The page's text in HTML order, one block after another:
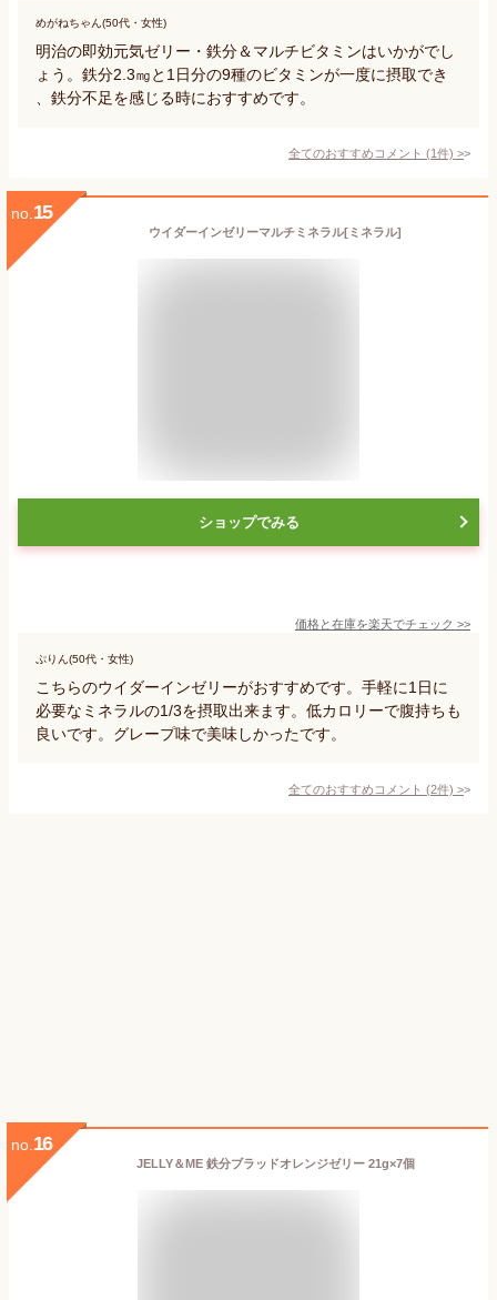
めがねちゃん(50代・女性)
明治の即効元気ゼリー・鉄分＆マルチビタミンはいかがでし
ょう。鉄分2.3㎎と1日分の9種のビタミンが一度に摂取でき
、鉄分不足を感じる時におすすめです。
全てのおすすめコメント (1件) >
no. 15
ウイダーインゼリーマルチミネラル[ミネラル]
ショップでみる
価格と在庫を楽天でチェック >>
ぷりん(50代・女性)
こちらのウイダーインゼリーがおすすめです。手軽に1日に
必要なミネラルの1/3を摂取出来ます。低カロリーで腹持ちも
良いです。グレープ味で美味しかったです。
全てのおすすめコメント (2件) >
no. 16
JELLY＆ME 鉄分ブラッドオレンジゼリー 21g×7個